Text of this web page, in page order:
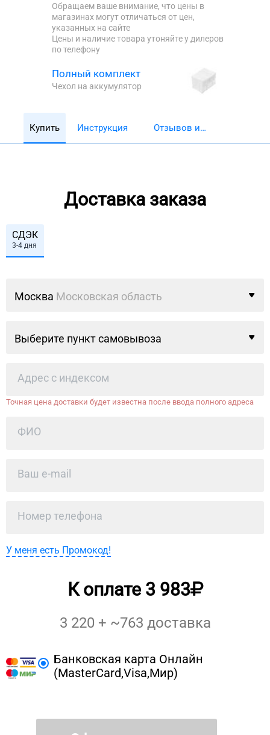
Обращаем ваше внимание, что цены в
магазинах могут отличаться от цен,
указанных на сайте
Цены и наличие товара утоняйте у дилеров
по телефону
Полный комплект
Чехол на аккумулятор
Купить Инструкция
Отзывов и
Доставка заказа
СДЭК
3-4 дня
Москва Московская область
Выберите пункт самовывоза
Точная цена доставки будет известна после ввода полного адреса
У меня есть Промокод!
К оплате 3 983
3 220 + ~763 доставка
Банковская карта Онлайн
(MasterCard,Visa,Мир)